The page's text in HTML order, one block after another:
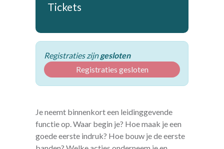
Tickets
Registraties zijngesloten
Registraties gesloten
Je neemt binnenkort een leidinggevende
functie op. Waar begin je? Hoe maak je een
goede eerste indruk? Hoe bouw je de eerste